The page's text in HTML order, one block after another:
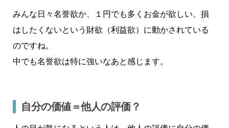
みんな日々名誉欲か、１円でも多くお金が欲しい、損
はしたくないという財欲（利益欲）に動かされている
のですね。
中でも名誉欲は特に強いなあと感じます。
自分の価値＝他人の評価？